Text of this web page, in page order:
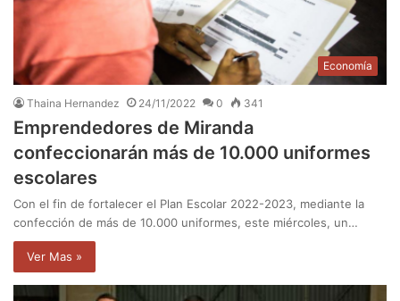
Economía
Thaina Hernandez 24/11/2022 0 341
Emprendedores de Miranda
confeccionarán más de 10.000 uniformes
escolares
Con el fin de fortalecer el Plan Escolar 2022-2023, mediante la
confección de más de 10.000 uniformes, este miércoles, un…
Ver Mas »